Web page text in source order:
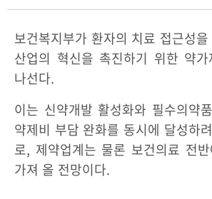
보건복지부가 환자의 치료 접근성
산업의 혁신을 촉진하기 위한 약
나선다.
이는 신약개발 활성화와 필수의약
약제비 부담 완화를 동시에 달성하
로, 제약업계는 물론 보건의료 전
가져 올 전망이다.